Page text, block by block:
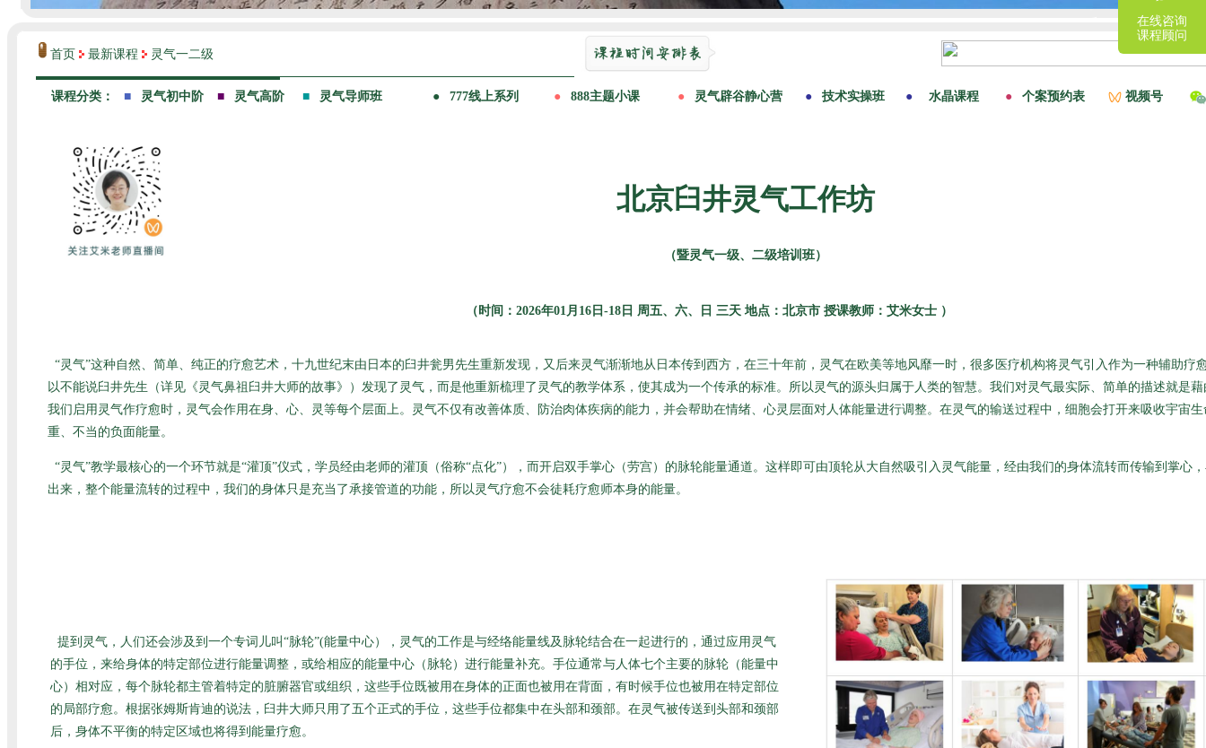
首页 最新课程 灵气一二级
北京臼井灵气工作坊
（暨灵气一级、二级培训班）
（时间：2026年01月16日-18日 周五、六、日 三天 地点：北京市 授课教师：艾米女士 ）
“灵气”这种自然、简单、纯正的疗愈艺术，十九世纪末由日本的臼井瓮男先生重新发现，又后来灵气渐渐地从日本传到西方，在三十年前，灵气在欧美等地风靡一时，很多医疗机构将灵气引入作为一种辅助疗
以不能说臼井先生（详见 《灵气鼻祖臼井大师的故事》
）发现了灵气，而是他重新梳理了灵气的教学体系，使其成为一个传承的标准。所以灵气的源头归属于人类的智慧。我们对灵气最实际、简单的描述就是
我们启用灵气作疗愈时，灵气会作用在身、心、灵等每个层面上。灵气不仅有改善体质、防治肉体疾病的能力，并会帮助在情绪、心灵层面对人体能量进行调整。在灵气的输送过程中，细胞会打开来吸收宇宙
重、不当的负面能量。
“灵气”教学最核心的一个环节就是“灌顶”仪式，学员经由老师的灌顶（俗称“点化”），而开启双手掌心（劳宫）的脉轮能量通道。这样即可由顶轮从大自然吸引入灵气能量，经由我们的身体流转而传输到掌心
出来，整个能量流转的过程中，我们的身体只是充当了承接管道的功能，所以灵气疗愈不会徒耗疗愈师本身的能量。
提到灵气，人们还会涉及到一个专词儿叫“脉轮”(能量中心），灵气的工作是与经络能量线及脉轮结合在一起进行的，通过应用灵气
的手位，来给身体的特定部位进行能量调整，或给相应的能量中心（脉轮）进行能量补充。手位通常与人体七个主要的脉轮（能量中
心）相对应，每个脉轮都主管着特定的脏腑器官或组织，这些手位既被用在身体的正面也被用在背面，有时候手位也被用在特定部位
的局部疗愈。根据张姆斯肯迪的说法，臼井大师只用了五个正式的手位，这些手位都集中在头部和颈部。在灵气被传送到头部和颈部
后，身体不平衡的特定区域也将得到能量疗愈。
在线咨询
课程顾问